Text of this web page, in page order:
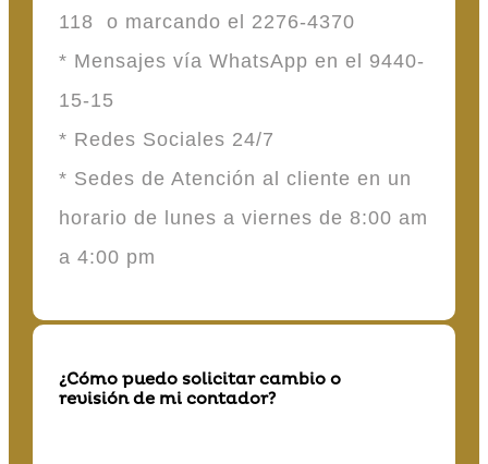
118 o marcando el 2276-4370
* Mensajes vía WhatsApp en el 9440-
15-15
* Redes Sociales 24/7
* Sedes de Atención al cliente en un
horario de lunes a viernes de 8:00 am
a 4:00 pm
¿Cómo puedo solicitar cambio o
revisión de mi contador?